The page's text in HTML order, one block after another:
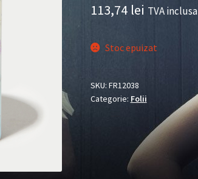
113,74 lei TVA inclusa
Stoc epuizat
SKU: FR12038
Categorie: Folii